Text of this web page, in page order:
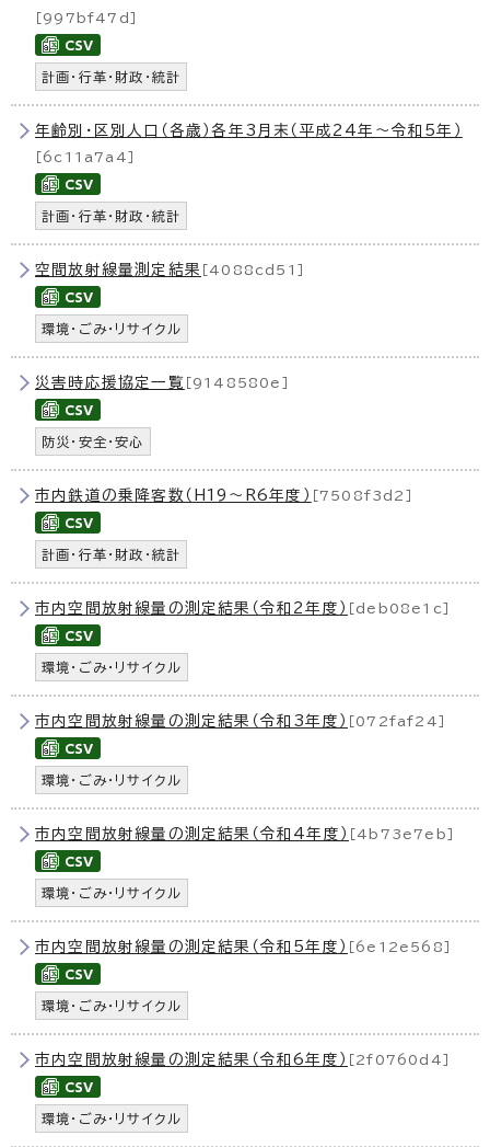
［997bf47d］
計画・行革・財政・統計
年齢別・区別人口（各歳）各年3月末（平成24年〜令和5年）
［6c11a7a4］
計画・行革・財政・統計
空間放射線量測定結果 ［4088cd51］
環境・ごみ・リサイクル
災害時応援協定一覧 ［9148580e］
防災・安全・安心
市内鉄道の乗降客数（H19〜R6年度） ［7508f3d2］
計画・行革・財政・統計
市内空間放射線量の測定結果（令和2年度） ［deb08e1c］
環境・ごみ・リサイクル
市内空間放射線量の測定結果（令和3年度） ［072faf24］
環境・ごみ・リサイクル
市内空間放射線量の測定結果（令和4年度） ［4b73e7eb］
環境・ごみ・リサイクル
市内空間放射線量の測定結果（令和5年度） ［6e12e568］
環境・ごみ・リサイクル
市内空間放射線量の測定結果（令和6年度） ［2f0760d4］
環境・ごみ・リサイクル